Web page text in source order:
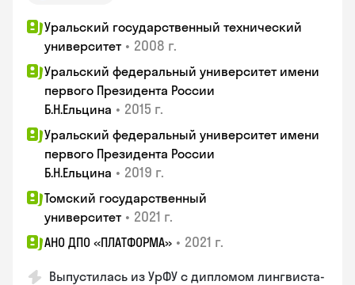
Уральский государственный технический
университет • 2008 г.
Уральский федеральный университет имени
первого Президента России
Б.Н.Ельцина • 2015 г.
Уральский федеральный университет имени
первого Президента России
Б.Н.Ельцина • 2019 г.
Томский государственный
университет • 2021 г.
АНО ДПО «ПЛАТФОРМА» • 2021 г.
Выпустилась из УрФУ с дипломом лингвиста-